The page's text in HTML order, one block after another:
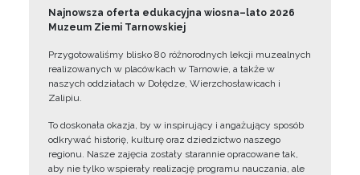
Najnowsza oferta edukacyjna wiosna–lato 2026
Muzeum Ziemi Tarnowskiej
Przygotowaliśmy blisko 80 różnorodnych lekcji muzealnych
realizowanych w placówkach w Tarnowie, a także w
naszych oddziałach w Dołędze, Wierzchosławicach i
Zalipiu.
To doskonała okazja, by w inspirujący i angażujący sposób
odkrywać historię, kulturę oraz dziedzictwo naszego
regionu. Nasze zajęcia zostały starannie opracowane tak,
aby nie tylko wspierały realizację programu nauczania, ale